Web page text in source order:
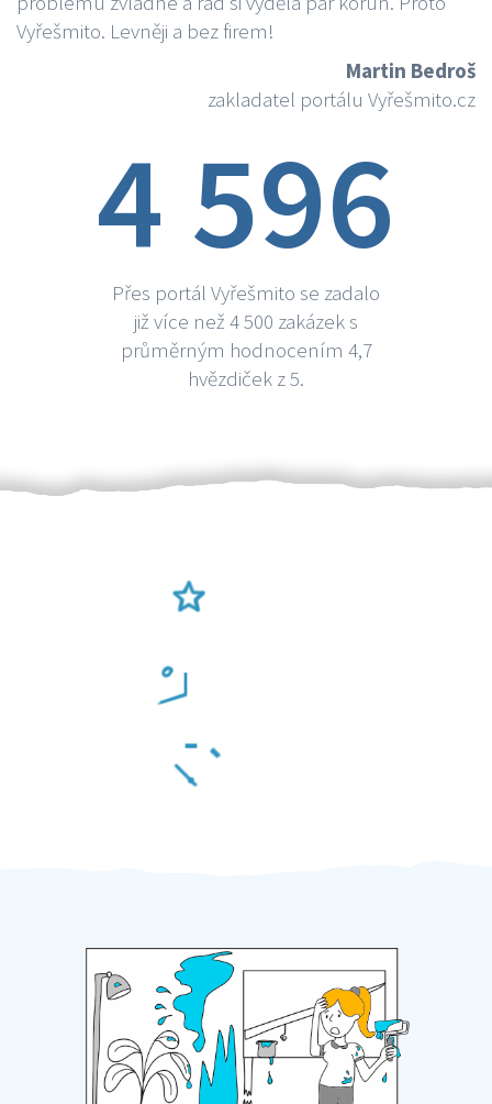
Vyřešmito. Levněji a bez firem!
Martin Bedroš
zakladatel portálu Vyřešmito.cz
4 596
Přes portál Vyřešmito se zadalo
již více než 4 500 zakázek s
průměrným hodnocením 4,7
hvězdiček z 5.